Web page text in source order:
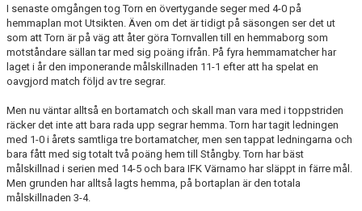
I senaste omgången tog Torn en övertygande seger med 4-0 på
hemmaplan mot Utsikten. Även om det är tidigt på säsongen ser det ut
som att Torn är på väg att åter göra Tornvallen till en hemmaborg som
motståndare sällan tar med sig poäng ifrån. På fyra hemmamatcher har
laget i år den imponerande målskillnaden 11-1 efter att ha spelat en
oavgjord match följd av tre segrar.
Men nu väntar alltså en bortamatch och skall man vara med i toppstriden
räcker det inte att bara rada upp segrar hemma. Torn har tagit ledningen
med 1-0 i årets samtliga tre bortamatcher, men sen tappat ledningarna och
bara fått med sig totalt två poäng hem till Stångby. Torn har bäst
målskillnad i serien med 14-5 och bara IFK Värnamo har släppt in färre mål.
Men grunden har alltså lagts hemma, på bortaplan är den totala
målskillnaden 3-4.